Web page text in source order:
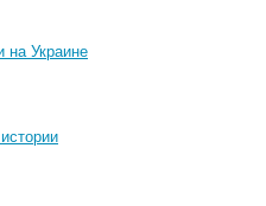
на Украине